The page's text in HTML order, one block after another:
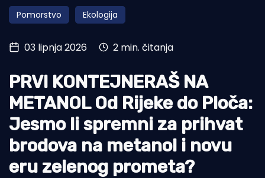
Obala
Otoci
Turizam i nautika
Pomorstvo
Ribolov
Ekologija
Tradicija i kultura
Pomorstvo Ekologija
03 lipnja 2026 2 min. čitanja
PRVI KONTEJNERAŠ NA
METANOL Od Rijeke do Ploča:
Jesmo li spremni za prihvat
brodova na metanol i novu
eru zelenog prometa?